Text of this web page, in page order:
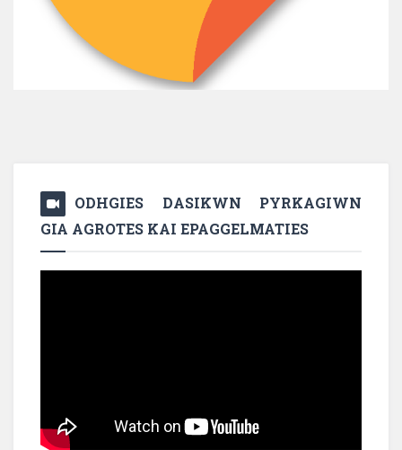
ODHGIES DASIKWN PYRKAGIWN
GIA AGROTES KAI EPAGGELMATIES